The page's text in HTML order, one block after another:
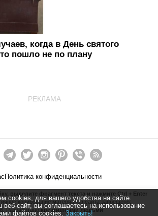
cookies, для вашего удобства на сайте.
веб-сайт, вы соглашаетесь на использование
файлов cookies. Закрыть!
когда в День святого
пошло не по плану
РЕКЛАМА
Политика конфиденциальности
выделите фрагмент текста и нажмите Ctrl + Enter
копирование материалов сайта запрещено.
. Разработанокреативными людьми